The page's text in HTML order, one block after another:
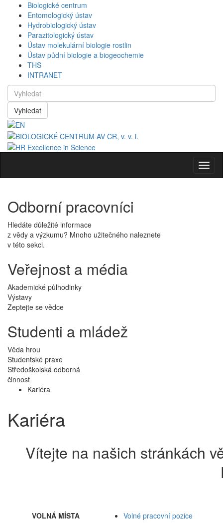
Biologické centrum
Entomologický ústav
Hydrobiologický ústav
Parazitologický ústav
Ústav molekulární biologie rostlin
Ústav půdní biologie a biogeochemie
THS
INTRANET
Vyhledat
Odborní pracovníci
Hledáte důležité informace
z vědy a výzkumu? Mnoho užitečného naleznete
v této sekci.
Veřejnost a média
Akademické půlhodinky
Výstavy
Zeptejte se vědce
Studenti a mládež
Věda hrou
Studentské praxe
Středoškolská odborná
činnost
Kariéra
Kariéra
Vítejte na našich stránkách
VOLNÁ MÍSTA Volné pracovní pozice